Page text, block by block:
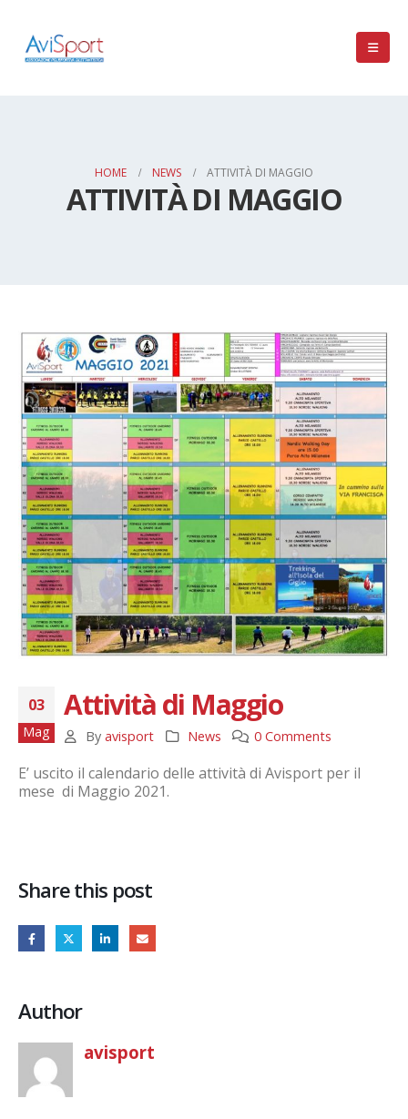
HOME NEWS ATTIVITÀ DI MAGGIO
ATTIVITÀ DI MAGGIO
03
Mag
Attività di Maggio
By avisport News 0 Comments
E’ uscito il calendario delle attività di Avisport per il
mese di Maggio 2021.
Share this post
Author
avisport